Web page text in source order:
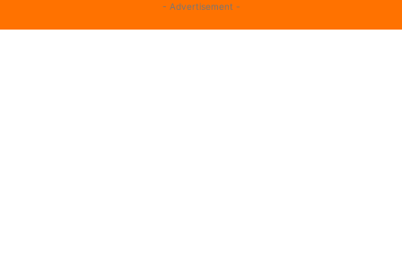
- Advertisement -